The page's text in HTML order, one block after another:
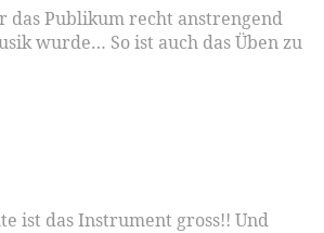
das Publikum recht anstrengend
wurde… So ist auch das Üben zu
ist das Instrument gross!! Und